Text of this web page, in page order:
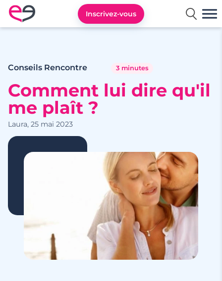
Rencontre en France avec Meetic
Inscrivez-vous
Conseils Rencontre 3 minutes
Comment lui dire qu'il
me plaît ?
Laura, 25 mai 2023